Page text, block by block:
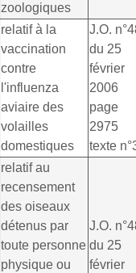
zoologiques
relatif à la
vaccination
contre
l'influenza
aviaire des
volailles
domestiques
J.O.
du 25
février
2006
page
2975
texte
relatif au
recensement
des oiseaux
détenus par
toute personne
physique ou
J.O.
du 25
février